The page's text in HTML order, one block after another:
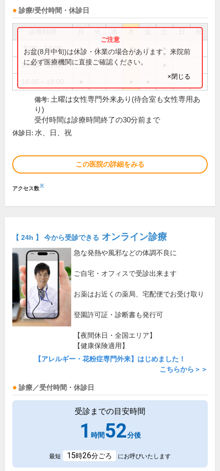
診療/受付時間・休診日
祝
9:00～12:00 ● ● ● ●
14:00～17:00
お盆(8月中旬)は休診・休業の場合があります。来院前
に必ず医療機関に直接ご確認ください。
×閉じる
備考: 土曜は女性専門外来あり(待合室も女性専用あ
り)
受付時間は診療時間終了の30分前まで
休診日: 水、日、祝
この医院の詳細をみる
アクセス数※
【 24h 】 今から受診できる オンライン診療
急な発熱や風邪などの体調不良に
ご自宅・オフィスで受診出来ます
お薬はお近くの薬局、宅配便でお受け取り
登園許可証・診断書も発行可
【夜間休日・全国エリア】
【健康保険適用】
【アレルギー・花粉症専門外来】はじめました！
こちらから＞＞
診療／受付時間・休診日
受診までの目安時間
1 時間52分後
最短 15時26分ごろ にお呼びいたします